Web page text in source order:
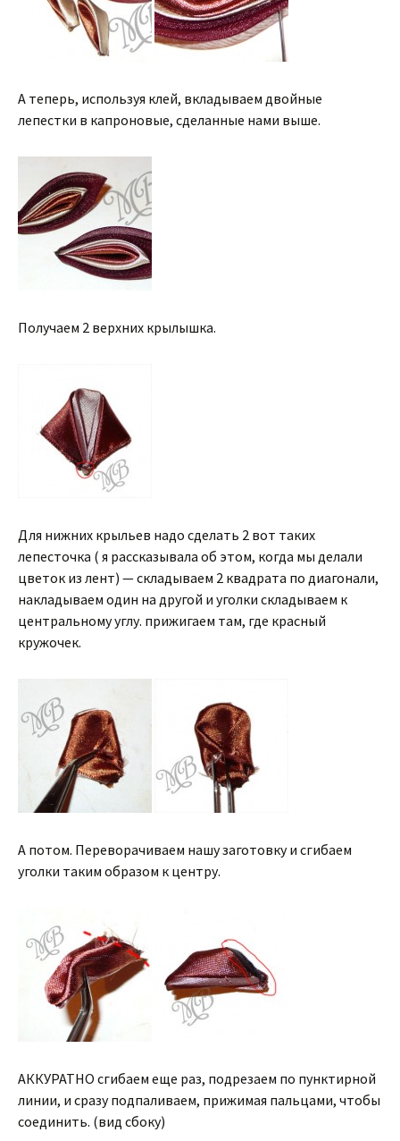
А теперь, используя клей, вкладываем двойные
лепестки в капроновые, сделанные нами выше.
Получаем 2 верхних крылышка.
Для нижних крыльев надо сделать 2 вот таких
лепесточка ( я рассказывала об этом, когда мы делали
цветок из лент) — складываем 2 квадрата по диагонали,
накладываем один на другой и уголки складываем к
центральному углу. прижигаем там, где красный
кружочек.
А потом. Переворачиваем нашу заготовку и сгибаем
уголки таким образом к центру.
АККУРАТНО сгибаем еще раз, подрезаем по пунктирной
линии, и сразу подпаливаем, прижимая пальцами, чтобы
соединить. (вид сбоку)